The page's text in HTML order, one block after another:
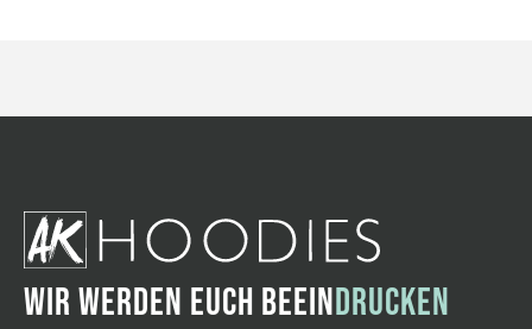
WIR WERDEN EUCH BEEINDRUCKEN